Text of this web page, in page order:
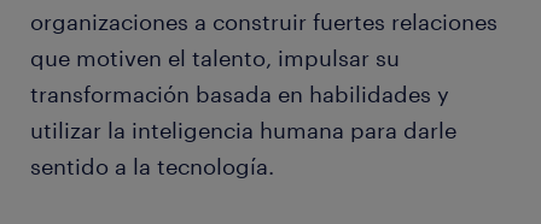
organizaciones a construir fuertes relaciones
que motiven el talento, impulsar su
transformación basada en habilidades y
utilizar la inteligencia humana para darle
sentido a la tecnología.